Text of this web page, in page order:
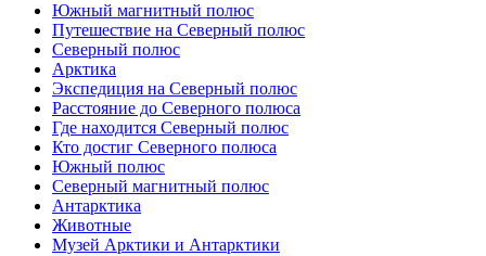
Южный магнитный полюс
Путешествие на Северный полюс
Северный полюс
Арктика
Экспедиция на Северный полюс
Расстояние до Северного полюса
Где находится Северный полюс
Кто достиг Северного полюса
Южный полюс
Северный магнитный полюс
Антарктика
Животные
Музей Арктики и Антарктики